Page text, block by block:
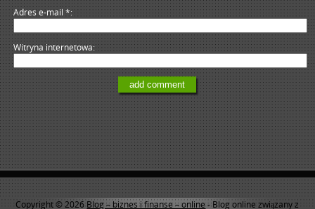
Adres e-mail*
Witryna internetowa
Copyright © 2026Blog – biznes i finanse – online- Blog online związany z